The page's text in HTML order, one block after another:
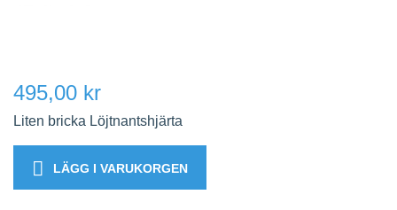
495,00 kr
Liten bricka Löjtnantshjärta
LÄGG I VARUKORGEN